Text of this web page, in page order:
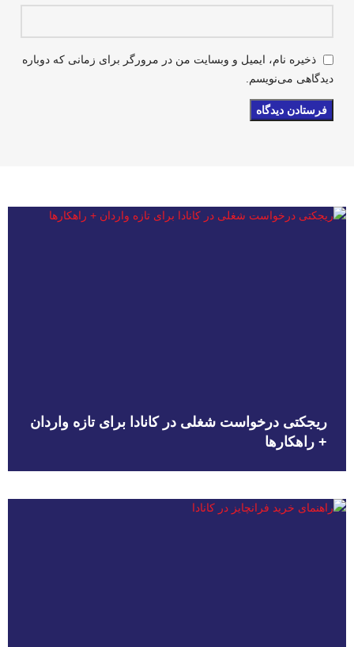
ذخیره نام، ایمیل و وبسایت من در مرورگر برای زمانی که دوباره
دیدگاهی می‌نویسم.
ریجکتی درخواست شغلی در کانادا برای تازه واردان
+ راهکارها